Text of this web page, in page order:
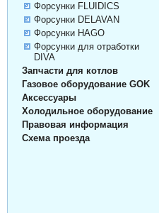
Форсунки FLUIDICS
Форсунки DELAVAN
Форсунки HAGO
Форсунки для отработки
DIVA
Запчасти для котлов
Газовое оборудование GOK
Аксессуары
Холодильное оборудование
Правовая информация
Схема проезда